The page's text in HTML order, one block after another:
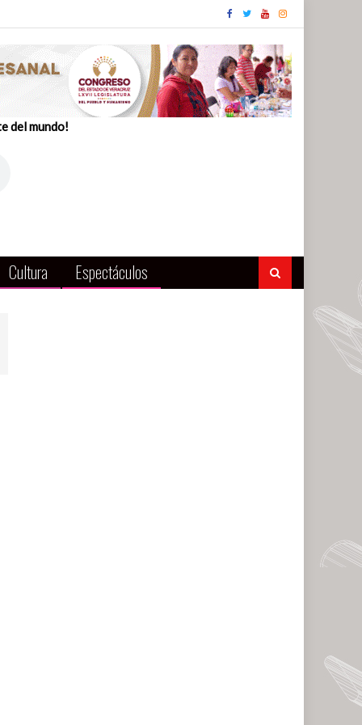
del mundo!
Cultura Espectáculos